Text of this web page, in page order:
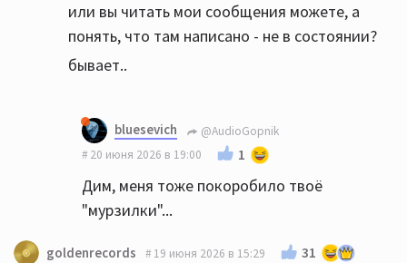
или вы читать мои сообщения можете, а
понять, что там написано - не в состоянии?
бывает..
bluesevich
@AudioGopnik
20 июня 2026 в 19:00
1
Дим, меня тоже покоробило твоё
"мурзилки"...
goldenrecords 19 июня 2026 в 15:29 31